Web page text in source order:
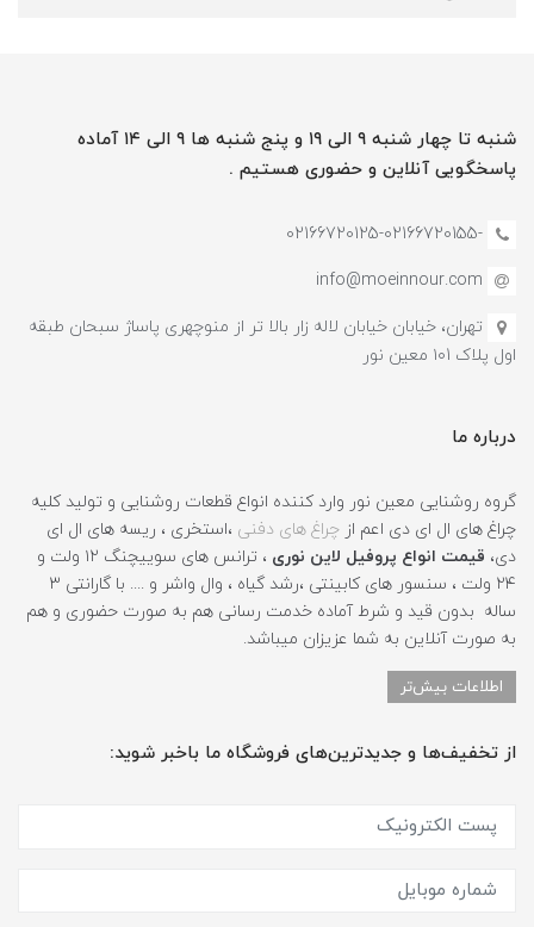
شنبه تا چهار شنبه ۹ الی ۱۹ و پنج شنبه ها ۹ الی ۱۴ آماده
پاسخگویی آنلاین و حضوری هستیم .
-02166720125-02166720155
info@moeinnour.com
تهران، خیابان خیابان لاله زار بالا تر از منوچهری پاساژ سبحان طبقه
اول پلاک ۱۰1 معین نور
درباره ما
گروه روشنایی معین نور وارد کننده انواع قطعات روشنایی و تولید کلیه
چراغ های ال ای دی اعم از چراغ های دفنی ،استخری ، ریسه های ال ای
دی، قیمت انواع پروفیل لاین نوری
، ترانس های سوییچنگ ۱۲ ولت و
۲۴ ولت ، سنسور های کابینتی ،رشد گیاه ، وال واشر و .... با گارانتی ۳
ساله بدون قید و شرط آماده خدمت رسانی هم به صورت حضوری و هم
به صورت آنلاین به شما عزیزان میباشد.
اطلاعات بیش‌تر
از تخفیف‌ها و جدیدترین‌های فروشگاه ما باخبر شوید: